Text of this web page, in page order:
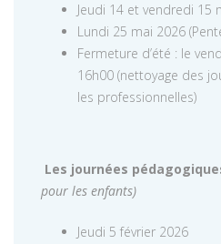
Jeudi 14 et vendredi 15
Lundi 25 mai 2026
Fermeture d’été : le
16h00 (nettoyage des
les professionnelles)
Les journées
pour les enfants)
Jeudi 5 février 2026